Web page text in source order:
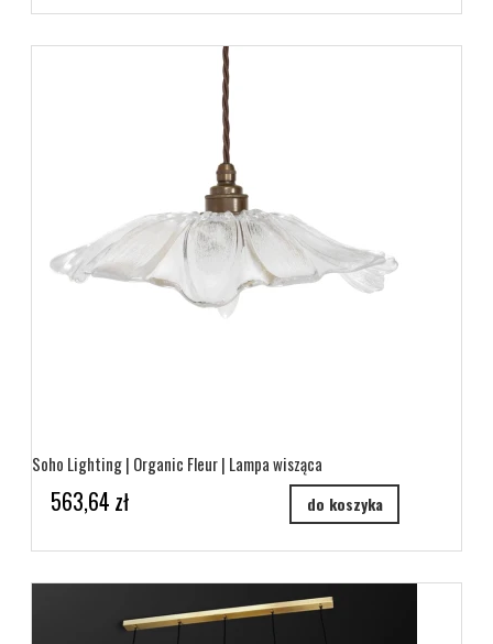
Soho Lighting | Organic Fleur | Lampa wisząca
563,64 zł do koszyka